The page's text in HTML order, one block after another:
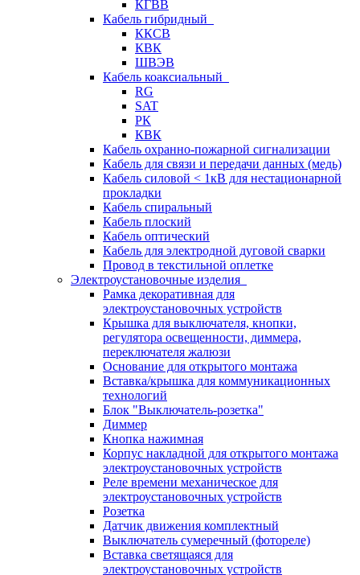
КГВВ
Кабель гибридный
ККСВ
КВК
ШВЭВ
Кабель коаксиальный
RG
SAT
РК
КВК
Кабель охранно-пожарной сигнализации
Кабель для связи и передачи данных (медь)
Кабель силовой < 1кВ для нестационарной
прокладки
Кабель спиральный
Кабель плоский
Кабель оптический
Кабель для электродной дуговой сварки
Провод в текстильной оплетке
Электроустановочные изделия
Рамка декоративная для
электроустановочных устройств
Крышка для выключателя, кнопки,
регулятора освещенности, диммера,
переключателя жалюзи
Основание для открытого монтажа
Вставка/крышка для коммуникационных
технологий
Блок "Выключатель-розетка"
Диммер
Кнопка нажимная
Корпус накладной для открытого монтажа
электроустановочных устройств
Реле времени механическое для
электроустановочных устройств
Розетка
Датчик движения комплектный
Выключатель сумеречный (фотореле)
Вставка светящаяся для
электроустановочных устройств